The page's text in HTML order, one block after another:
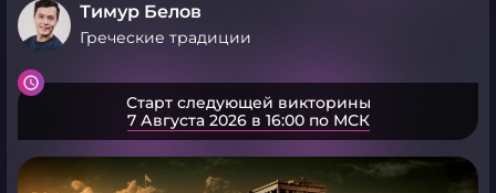
Тимур Белов
Греческие традиции
Старт следующей викторины
7 Августа 2026 в 16:00 по МСК